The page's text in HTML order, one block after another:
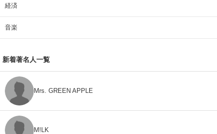
経済
音楽
新着著名人一覧
Mrs. GREEN APPLE
M!LK